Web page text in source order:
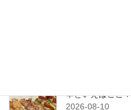
串といえばここ
2026-08-10